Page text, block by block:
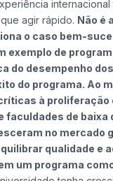
internacional
agir rápido. Não é
o caso bem-
exemplo de
do desempenho
do programa. Ao
à proliferação
faculdades de baixa
no mercado
qualidade e
um programa